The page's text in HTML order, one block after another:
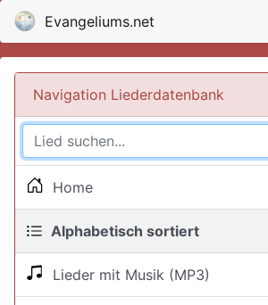
Evangeliums.net
Navigation Liederdatenbank
Home
Alphabetisch sortiert
Lieder mit Musik (MP3)